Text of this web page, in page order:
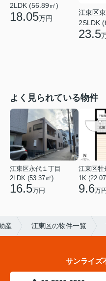
2LDK (56.89㎡)
18.05万円
江東区
2SLDK
23.5
よく見られている物件
江東区永代１丁目
2LDK (53.37㎡)
16.5万円
江東区牡
1K
9.6万円
産 江東区の物件一覧
サンライズ